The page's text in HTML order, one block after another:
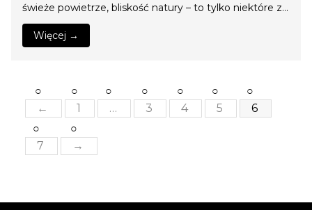
świeże powietrze, bliskość natury – to tylko niektóre z…
Więcej →
← 1 … 3 4 5 6
7 →